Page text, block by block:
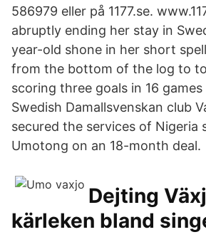
586979 eller på 1177.se.
abruptly ending her stay in
year-old shone in her short
from the bottom of the log to
scoring three goals in 16 games
Swedish Damallsvenskan club
secured the services of Nigeria
Umotong on an 18-month deal.
Dejting
kärleken bland